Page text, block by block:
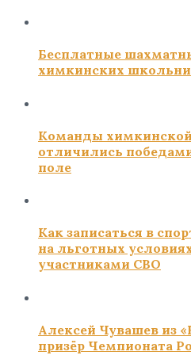
Бесплатные
химкинских
Команды
отличились
поле
Как записаться в
на льготных
участниками СВО
Алексей Чувашев из
призёр Чемпионата